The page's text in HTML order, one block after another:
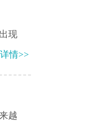
现
详情>>
越